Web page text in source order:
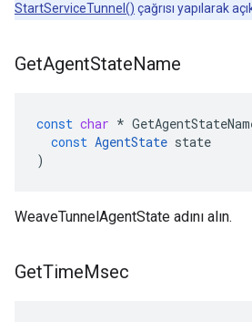
StartServiceTunnel() çağrısı yapılarak
GetAgentStateName
const char *
const AgentState state
)
WeaveTunnelAgentState adını alın.
GetTimeMsec